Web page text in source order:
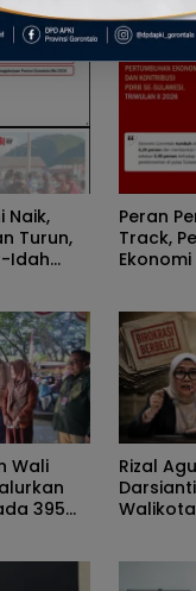
untuk kamu
Naik,
Turun,
Idah
Peran
Track,
Wali
395
Rizal